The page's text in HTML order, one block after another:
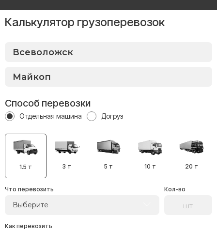
Калькулятор грузоперевозок
Способ перевозки
Отдельная машина Догруз
1.5 т 3 т 5 т 10 т 20 т
Что перевозить
Выберите
Кол-во
Как перевозить